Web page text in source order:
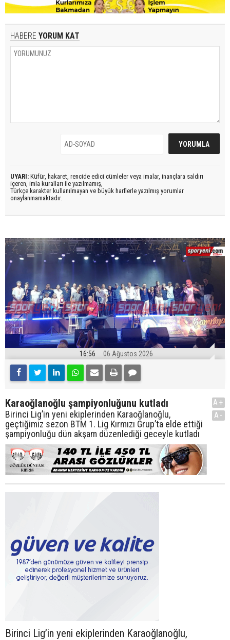
HABERE YORUM KAT
UYARI: Küfür, hakaret, rencide edici cümleler veya imalar, inançlara saldırı
içeren, imla kuralları ile yazılmamış,
Türkçe karakter kullanılmayan ve büyük harflerle yazılmış yorumlar
onaylanmamaktadır.
16:56 06 Ağustos 2026
Karaoğlanoğlu şampiyonluğunu kutladı
Birinci Lig’in yeni ekiplerinden Karaoğlanoğlu,
geçtiğimiz sezon BTM 1. Lig Kırmızı Grup’ta elde ettiği
şampiyonluğu dün akşam düzenlediği geceyle kutladı
A+
A-
Birinci Lig’in yeni ekiplerinden Karaoğlanoğlu,